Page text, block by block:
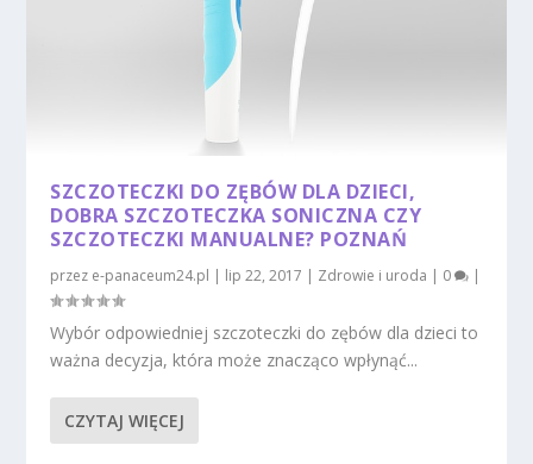
SZCZOTECZKI DO ZĘBÓW DLA DZIECI,
DOBRA SZCZOTECZKA SONICZNA CZY
SZCZOTECZKI MANUALNE? POZNAŃ
przez e-panaceum24.pl | lip 22, 2017 | Zdrowie i uroda | 0 |
Wybór odpowiedniej szczoteczki do zębów dla dzieci to
ważna decyzja, która może znacząco wpłynąć...
CZYTAJ WIĘCEJ